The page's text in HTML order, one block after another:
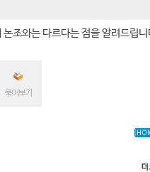
조와는 다르다는 점을 알려드립